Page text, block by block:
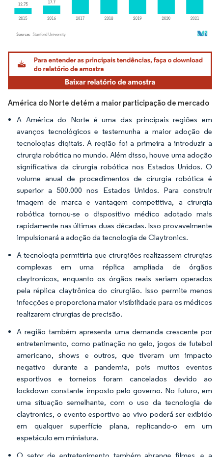
Imagem © Mordor Intelligence. O reuso requer atribuição conforme CC BY 4.0.
América do Norte detém a maior participação de mercado
A América do Norte é uma das principais regiões em
avanços tecnológicos e testemunha a maior adoção de
tecnologias digitais. A região foi a primeira a introduzir a
cirurgia robótica no mundo. Além disso, houve uma adoção
significativa da cirurgia robótica nos Estados Unidos. O
volume anual de procedimentos de cirurgia robótica é
superior a 500.000 nos Estados Unidos. Para construir
imagem de marca e vantagem competitiva, a cirurgia
robótica tornou-se o dispositivo médico adotado mais
rapidamente nas últimas duas décadas. Isso provavelmente
impulsionará a adoção da tecnologia de Claytronics.
A tecnologia permitiria que cirurgiões realizassem cirurgias
complexas em uma réplica ampliada de órgãos
claytronicos, enquanto os órgãos reais seriam operados
pela réplica claytrônica do cirurgião. Isso permite menos
infecções e proporciona maior visibilidade para os médicos
realizarem cirurgias de precisão.
A região também apresenta uma demanda crescente por
entretenimento, como patinação no gelo, jogos de futebol
americano, shows e outros, que tiveram um impacto
negativo durante a pandemia, pois muitos eventos
esportivos e torneios foram cancelados devido ao
lockdown constante imposto pelo governo. No futuro, em
uma situação semelhante, com o uso da tecnologia de
claytronics, o evento esportivo ao vivo poderá ser exibido
em qualquer superfície plana, replicando-o em um
espetáculo em miniatura.
O setor de entretenimento também abrange filmes, e a